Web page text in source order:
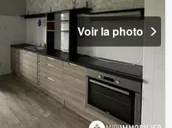
Voir la photo